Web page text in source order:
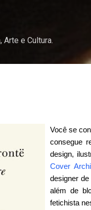
Arte e Cultura.
Você se
consegue
design,
Cover
designer
além de
fetichista